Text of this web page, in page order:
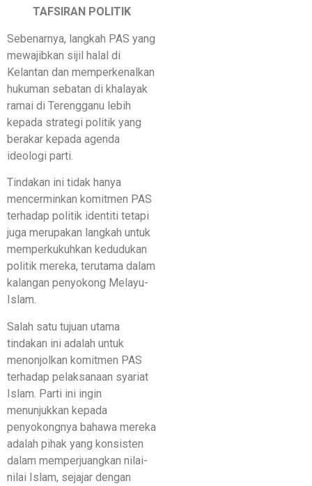
TAFSIRAN POLITIK
Sebenarnya, langkah PAS yang
mewajibkan sijil halal di
Kelantan dan memperkenalkan
hukuman sebatan di khalayak
ramai di Terengganu lebih
kepada strategi politik yang
berakar kepada agenda
ideologi parti.
Tindakan ini tidak hanya
mencerminkan komitmen PAS
terhadap politik identiti tetapi
juga merupakan langkah untuk
memperkukuhkan kedudukan
politik mereka, terutama dalam
kalangan penyokong Melayu-
Islam.
Salah satu tujuan utama
tindakan ini adalah untuk
menonjolkan komitmen PAS
terhadap pelaksanaan syariat
Islam. Parti ini ingin
menunjukkan kepada
penyokongnya bahawa mereka
adalah pihak yang konsisten
dalam memperjuangkan nilai-
nilai Islam, sejajar dengan